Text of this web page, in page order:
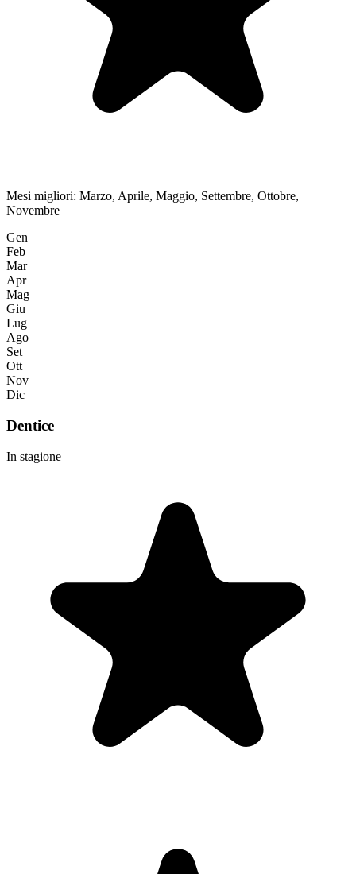
Mesi migliori: Marzo, Aprile, Maggio, Settembre, Ottobre,
Novembre
Gen
Feb
Mar
Apr
Mag
Giu
Lug
Ago
Set
Ott
Nov
Dic
Dentice
In stagione